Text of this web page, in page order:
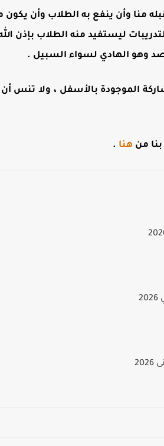
منا وأن ينفع به الطلاب وأن
ليستفيد منه الطلاب بإذن
وهو الهادي لسواء السبيل .
الموجودة بالأسفل ، ولا تنس أن
من هنا .